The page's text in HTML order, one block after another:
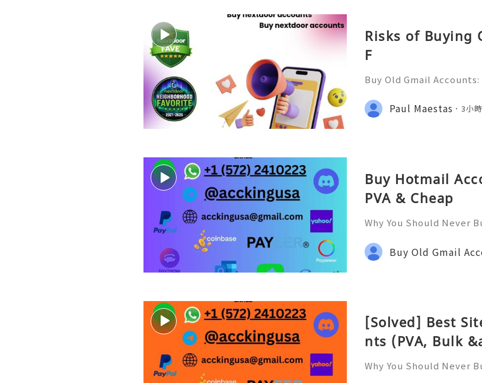
Risks of Buying
F
Buy Old Gmail
hatsApp: +1(352)270-
l.co Meta Description:
Paul Maestas 3小
Buy Hotmail
PVA & Cheap
Why You Should Never
onal communication,
ccount recovery.
Buy Old Gmail
[Solved] Best
nts (PVA, Bulk
Why You Should Never